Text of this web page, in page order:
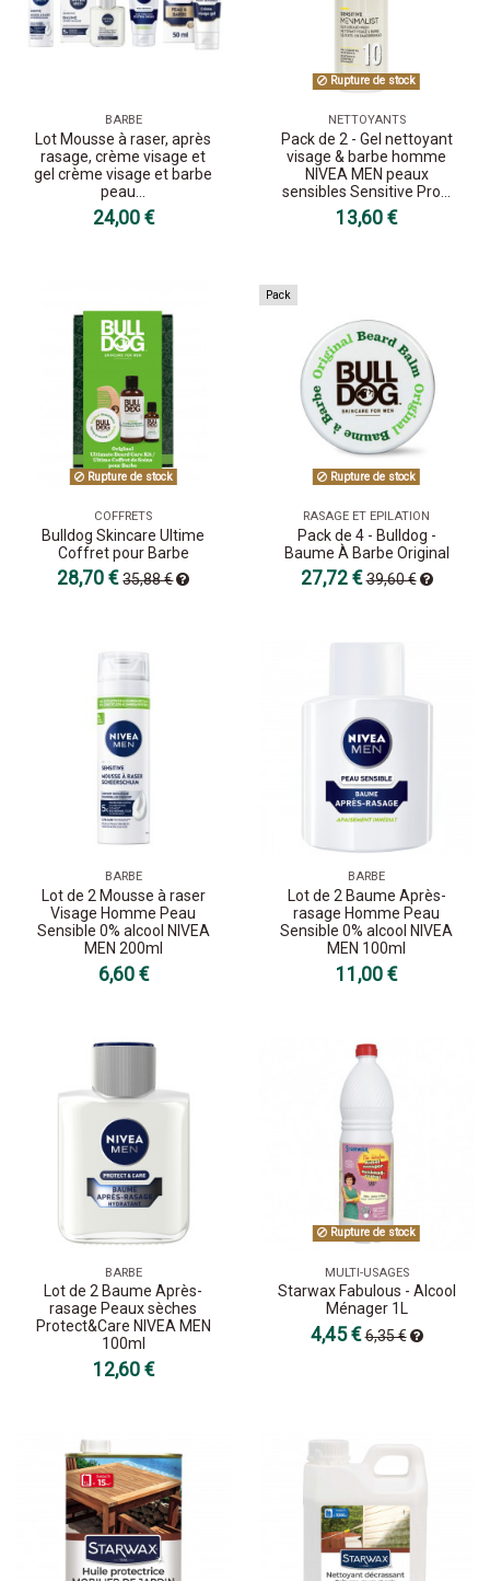
BARBE
Lot Mousse à raser, après
rasage, crème visage et
gel crème visage et barbe
peau...
24,00 €
Rupture de stock
NETTOYANTS
Pack de 2 - Gel nettoyant
visage & barbe homme
NIVEA MEN peaux
sensibles Sensitive Pro...
13,60 €
Rupture de stock
COFFRETS
Bulldog Skincare Ultime
Coffret pour Barbe
28,70 €35,88 €
Pack
Rupture de stock
RASAGE ET EPILATION
Pack de 4 - Bulldog -
Baume À Barbe Original
27,72 €39,60 €
BARBE
Lot de 2 Mousse à raser
Visage Homme Peau
Sensible 0% alcool NIVEA
MEN 200ml
6,60 €
BARBE
Lot de 2 Baume Après-
rasage Homme Peau
Sensible 0% alcool NIVEA
MEN 100ml
11,00 €
BARBE
Lot de 2 Baume Après-
rasage Peaux sèches
Protect&Care NIVEA MEN
100ml
12,60 €
Rupture de stock
MULTI-USAGES
Starwax Fabulous - Alcool
Ménager 1L
4,45 €6,35 €